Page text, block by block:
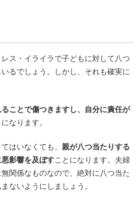
ス・イライラで子どもに対して八つ
るでしょう。しかし、それも確実に
ことで傷つきますし、自分に責任が
なります。
はいなくても、 親が八つ当たりする
影響を及ぼすことになります。夫婦
関係なものなので、絶対に八つ当た
ないようにしましょう。